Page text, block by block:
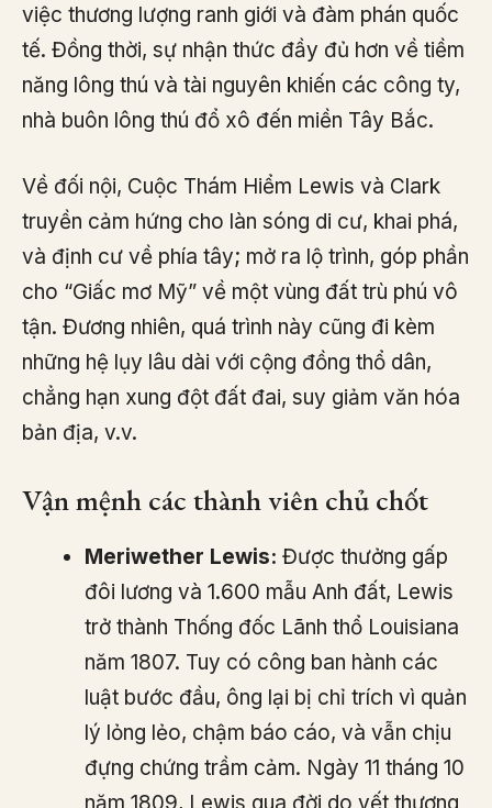
việc thương lượng ranh giới và đàm phán quốc
tế. Đồng thời, sự nhận thức đầy đủ hơn về tiềm
năng lông thú và tài nguyên khiến các công ty,
nhà buôn lông thú đổ xô đến miền Tây Bắc.
Về đối nội, Cuộc Thám Hiểm Lewis và Clark
truyền cảm hứng cho làn sóng di cư, khai phá,
và định cư về phía tây; mở ra lộ trình, góp phần
cho “Giấc mơ Mỹ” về một vùng đất trù phú vô
tận. Đương nhiên, quá trình này cũng đi kèm
những hệ lụy lâu dài với cộng đồng thổ dân,
chẳng hạn xung đột đất đai, suy giảm văn hóa
bản địa, v.v.
Vận mệnh các thành viên chủ chốt
Meriwether Lewis: Được thưởng gấp
đôi lương và 1.600 mẫu Anh đất, Lewis
trở thành Thống đốc Lãnh thổ Louisiana
năm 1807. Tuy có công ban hành các
luật bước đầu, ông lại bị chỉ trích vì quản
lý lỏng lẻo, chậm báo cáo, và vẫn chịu
đựng chứng trầm cảm. Ngày 11 tháng 10
năm 1809, Lewis qua đời do vết thương